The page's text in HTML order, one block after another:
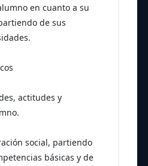
en cuanto a su
de sus
actitudes y
social, partiendo
básicas y de